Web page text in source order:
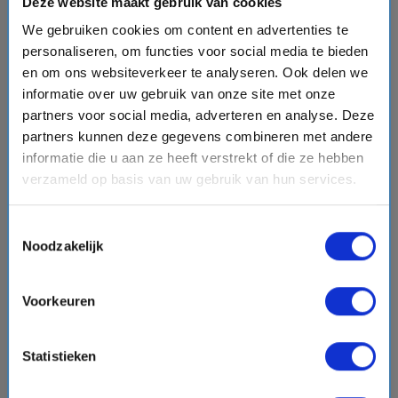
We gebruiken cookies om content en advertenties te
personaliseren, om functies voor social media te bieden
en om ons websiteverkeer te analyseren. Ook delen we
informatie over uw gebruik van onze site met onze
partners voor social media, adverteren en analyse. Deze
partners kunnen deze gegevens combineren met andere
informatie die u aan ze heeft verstrekt of die ze hebben
verzameld op basis van uw gebruik van hun services.
Noodzakelijk
Voorkeuren
Statistieken
8 daagse Noord-Europa cruise met de Celebrity
Wanderer
Celebrity River Cruises